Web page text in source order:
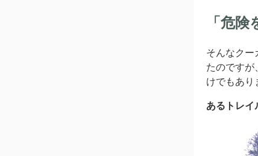
「危
そんなクー
たのです
けでもあり
あるトレイ